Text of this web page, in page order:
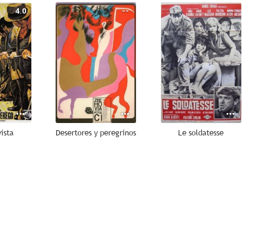
4.0 --
Desertores y peregrinos
--
Le soldatesse